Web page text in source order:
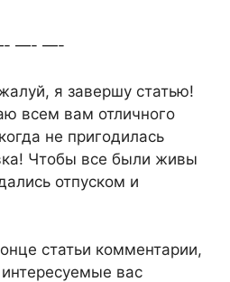
—- —-
я завершу статью!
всем вам отличного
не пригодилась
Чтобы все были живы
отпуском и
статьи комментарии,
вас